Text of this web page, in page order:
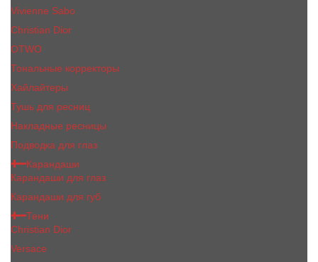
Vivienne Sabo
Сhristiаn Diоr
OTWO
Тональные корректоры
Хайлайтеры
Тушь для ресниц
Накладные ресницы
Подводка для глаз
Карандаши
Карандаши для глаз
Карандаши для губ
Тени
Christian Dior
Versace